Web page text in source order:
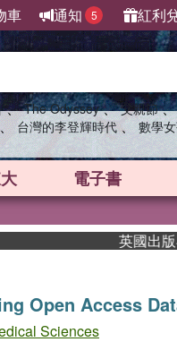
車 通知 5 紅利
、 The Odyssey 、 父親節 、
、 台灣的李登輝時代 、 數學
電子書
英國出版界
Open Access
Sciences